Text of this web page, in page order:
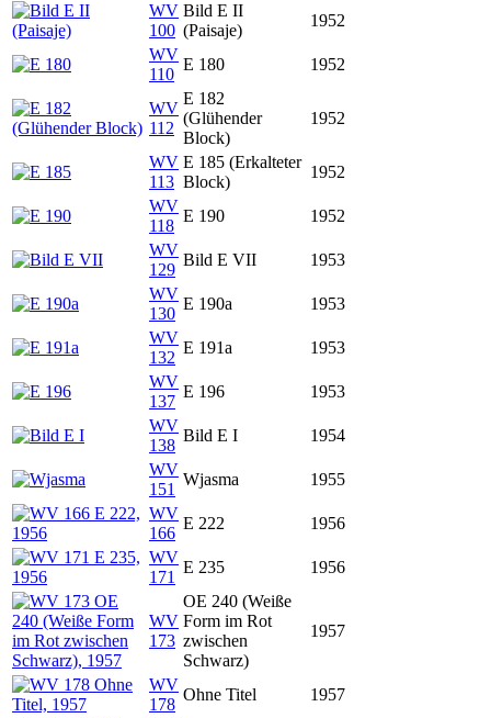
WV
100
Bild E II
(Paisaje)
1952
WV
110
E 180 1952
WV
112
E 182
(Glühender
Block)
1952
WV
113
E 185 (Erkalteter
Block)
1952
WV
118
E 190
1952
WV
129
Bild E VII
1953
WV
130
E 190a
1953
WV
132
E 191a
1953
WV
137
E 196
1953
WV
138
Bild E I
1954
WV
151
Wjasma
1955
WV
166
E 222
1956
WV
171
E 235 1956
WV
173
OE 240 (Weiße
Form im Rot
zwischen
Schwarz)
1957
WV
178
Ohne Titel
1957